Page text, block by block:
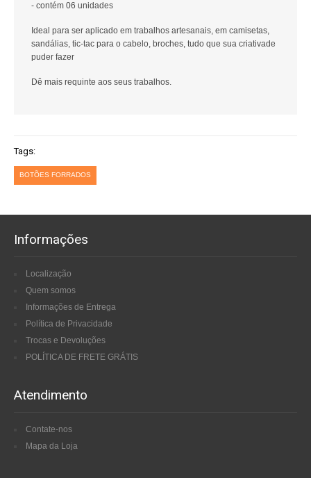
- contém 06 unidades
Ideal para ser aplicado em trabalhos artesanais, em camisetas,
sandálias, tic-tac para o cabelo, broches, tudo que sua criativade
puder fazer
Dê mais requinte aos seus trabalhos.
Tags:
BOTÕES FORRADOS
Informações
Localização
Quem somos
Informações de Entrega
Política de Privacidade
Trocas e Devoluções
POLÍTICA DE FRETE GRÁTIS
Atendimento
Contate-nos
Mapa da Loja